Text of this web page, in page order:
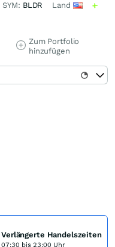
SYM: BLDR Land
Zum Portfolio
hinzufügen
Verlängerte Handelszeiten
07:30 bis 23:00 Uhr